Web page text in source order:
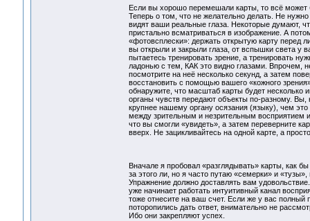
Если вы хорошо перемешали карты, то всё может
Теперь о том, что не желательно делать. Не
видят ваши реальные глаза. Некоторые думают,
пристально всматриваться в изображение. А
«фотовсплески»: держать открытую карту перед
вы открыли и закрыли глаза, от вспышки света у
пытаетесь тренировать зрение, а тренировать
ладонью с тем, КАК это видно глазами. Впрочем,
посмотрите на неё несколько секунд, а затем
восстановить с помощью вашего «кожного
обнаружите, что масштаб карты будет несколько
органы чувств передают объекты по-разному. Вы,
крупнее нашему органу осязания (языку), чем это
между зрительным и незрительным восприятием
что вы смогли «увидеть», а затем переверните
вверх. Не зацикливайтесь на одной карте, а
Вначале я пробовал «разглядывать» карты, как
за этого ли, но я часто путаю «семерки» и
Упражнение должно доставлять вам
уже начинает работать интуитивный канал
тоже отнесите на ваш счет. Если же у вас полный
поторопились дать ответ, внимательно не
Ибо они закрепляют успех.